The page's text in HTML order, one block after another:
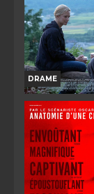
TOUT PUBLIC
DRAME
Horaires
Bande-